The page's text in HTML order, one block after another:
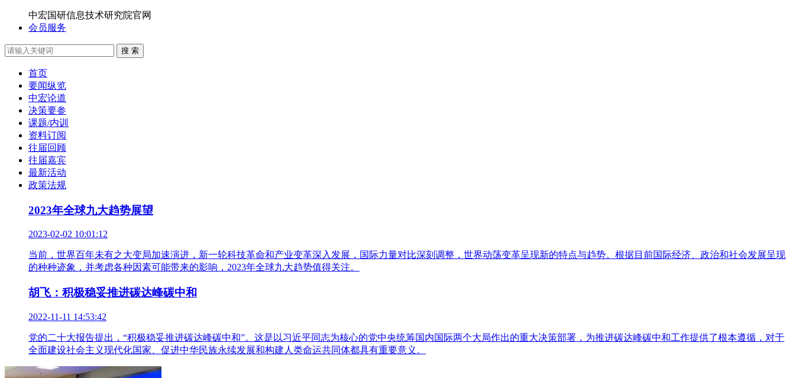
中宏国研信息技术研究院官网
会员服务
搜 索
首页
要闻纵览
中宏论道
决策要参
课题/内训
资料订阅
往届回顾
往届嘉宾
最新活动
政策法规
2023年全球九大趋势展望
2023-02-02 10:01:12
当前，世界百年未有之大变局加速演进，新一轮科技革命和产业变革深入发展，国际力量对比深刻调整，世界动荡变革呈现新的特点与趋势。根据目前国际经济、政治和社会发展呈现
的种种迹象，并考虑各种因素可能带来的影响，2023年全球九大趋势值得关注。
胡飞：积极稳妥推进碳达峰碳中和
2022-11-11 14:53:42
党的二十大报告提出，“积极稳妥推进碳达峰碳中和”。这是以习近平同志为核心的党中央统筹国内国际两个大局作出的重大决策部署，为推进碳达峰碳中和工作提供了根本遵循，对于
全面建设社会主义现代化国家、促进中华民族永续发展和构建人类命运共同体都具有重要意义。